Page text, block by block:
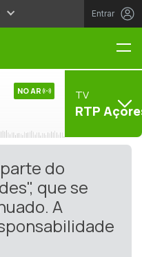
Entrar
NO AR TV
RTP
do
que se
A